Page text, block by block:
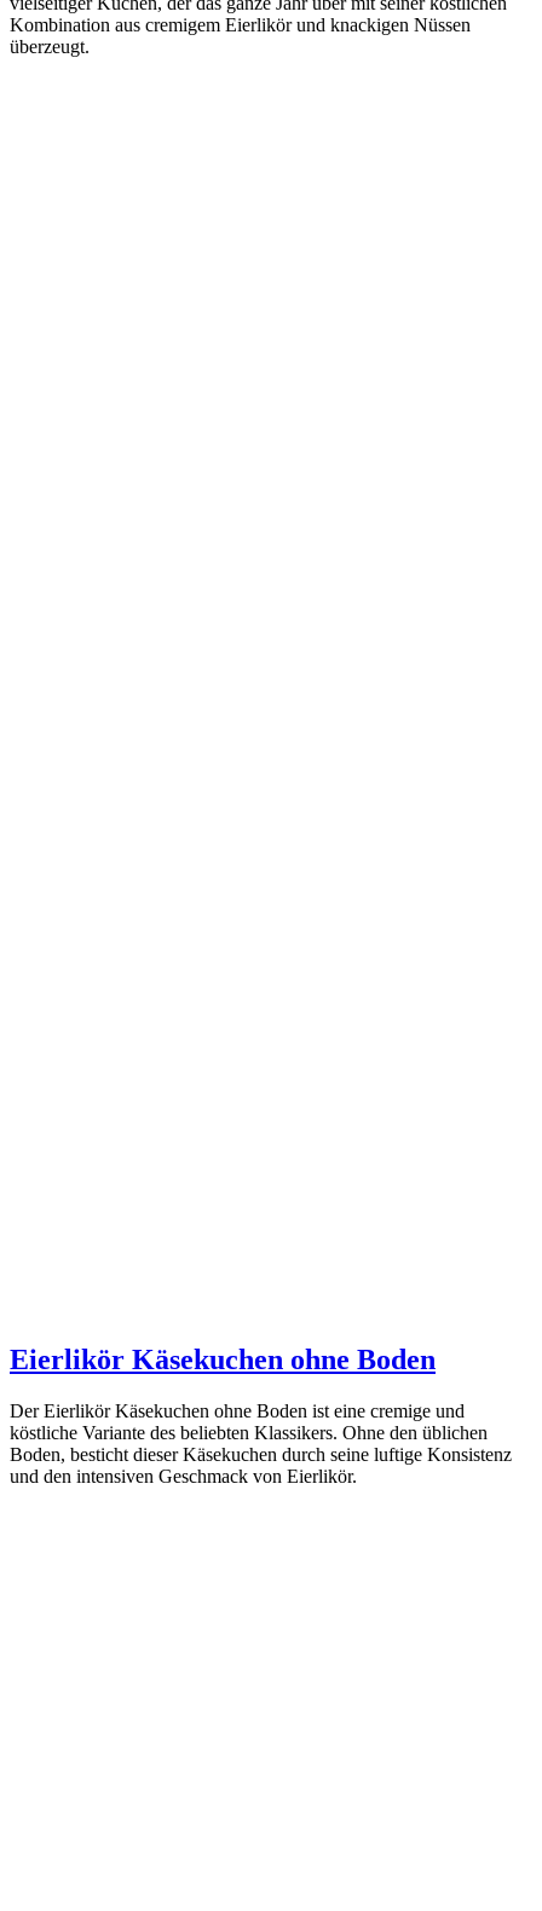
Kombination aus cremigem Eierlikör und knackigen Nüssen
überzeugt.
Eierlikör Käsekuchen ohne Boden
Der Eierlikör Käsekuchen ohne Boden ist eine cremige und
köstliche Variante des beliebten Klassikers. Ohne den üblichen
Boden, besticht dieser Käsekuchen durch seine luftige Konsistenz
und den intensiven Geschmack von Eierlikör.